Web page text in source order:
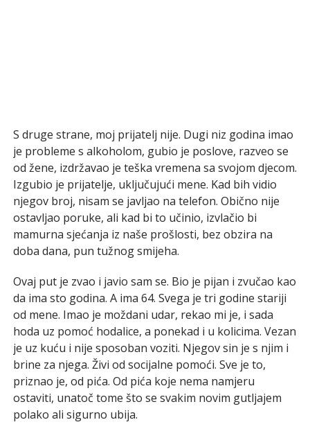
S druge strane, moj prijatelj nije. Dugi niz godina imao
je probleme s alkoholom, gubio je poslove, razveo se
od žene, izdržavao je teška vremena sa svojom djecom.
Izgubio je prijatelje, uključujući mene. Kad bih vidio
njegov broj, nisam se javljao na telefon. Obično nije
ostavljao poruke, ali kad bi to učinio, izvlačio bi
mamurna sjećanja iz naše prošlosti, bez obzira na
doba dana, pun tužnog smijeha.
Ovaj put je zvao i javio sam se. Bio je pijan i zvučao kao
da ima sto godina. A ima 64. Svega je tri godine stariji
od mene. Imao je moždani udar, rekao mi je, i sada
hoda uz pomoć hodalice, a ponekad i u kolicima. Vezan
je uz kuću i nije sposoban voziti. Njegov sin je s njim i
brine za njega. Živi od socijalne pomoći. Sve je to,
priznao je, od pića. Od pića koje nema namjeru
ostaviti, unatoč tome što se svakim novim gutljajem
polako ali sigurno ubija.